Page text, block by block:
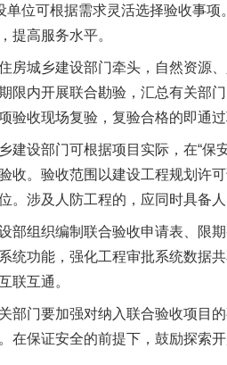
单位可根据需求灵活选择验收事
提高服务水平。
城乡建设部门牵头，自然资源
限内开展联合勘验，汇总有关部
验收现场复验，复验合格的即通过
设部门可根据项目实际，在“保
收。验收范围以建设工程规划许
。涉及人防工程的，应同时具备人
组织编制联合验收申请表、限
统功能，强化工程审批系统数据
联互通。
门要加强对纳入联合验收项目
在保证安全的前提下，鼓励探索开
今年投资意愿榜揭晓